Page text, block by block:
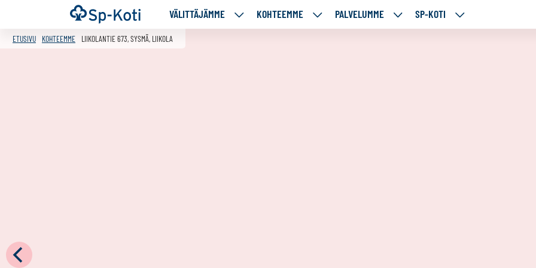
Siirry
sisältöön
Etusivu VÄLITTÄJÄMME
VÄLITTÄJÄMME
KOHTEEMME
KOHTEEMME
PALVELUMME
PALVELUMME
SP-KOTI
SP-
ETUSIVU KOHTEEMME LIIKOLANTIE 673, SYSMÄ, LIIKOLA